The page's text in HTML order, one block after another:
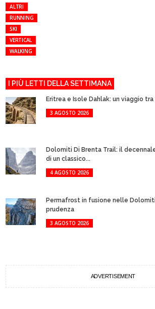
ALTRI
RUNNING
SKI
VERTICAL
WALKING
I PIÙ LETTI DELLA SETTIMANA
Eritrea e Isole Dahlak: un viaggio tra
3 AGOSTO 2026
Dolomiti Di Brenta Trail: il
di un classico...
4 AGOSTO 2026
Permafrost in fusione nelle
prudenza
3 AGOSTO 2026
ADVERTISEMENT